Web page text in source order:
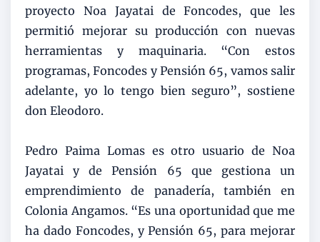
proyecto Noa Jayatai de Foncodes, que les
permitió mejorar su producción con nuevas
herramientas y maquinaria. “Con estos
programas, Foncodes y Pensión 65, vamos salir
adelante, yo lo tengo bien seguro”, sostiene
don Eleodoro.
Pedro Paima Lomas es otro usuario de Noa
Jayatai y de Pensión 65 que gestiona un
emprendimiento de panadería, también en
Colonia Angamos. “Es una oportunidad que me
ha dado Foncodes, y Pensión 65, para mejorar